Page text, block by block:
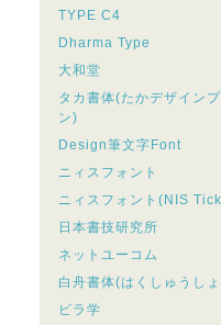
TYPE C4
Dharma Type
大和堂
タカ書体(たかデザイン
ン)
Design筆文字Font
ニィスフォント
ニィスフォント(NIS
日本書技研究所
ネットユーコム
白舟書体(はくしゅうし
ビラ学